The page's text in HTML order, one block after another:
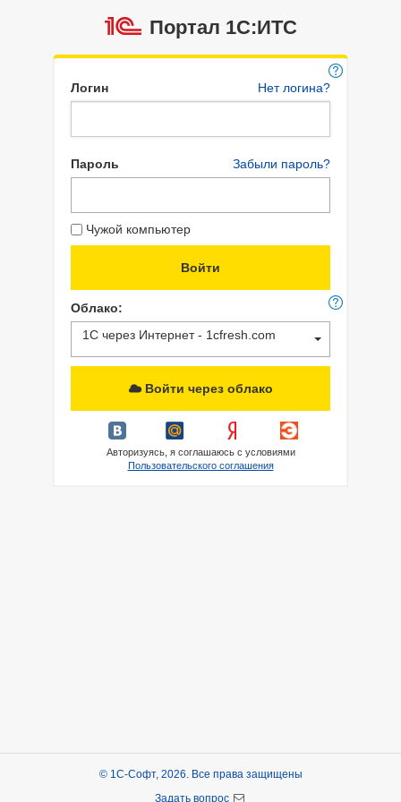
Портал 1C:ИТС
Логин Нет логина?
Пароль Забыли пароль?
Чужой компьютер
Облако:
1С через Интернет - 1cfresh.com
Войти через облако
Авторизуясь, я соглашаюсь с условиями
Пользовательского соглашения
© 1С-Софт, 2026. Все права защищены
Задать вопрос